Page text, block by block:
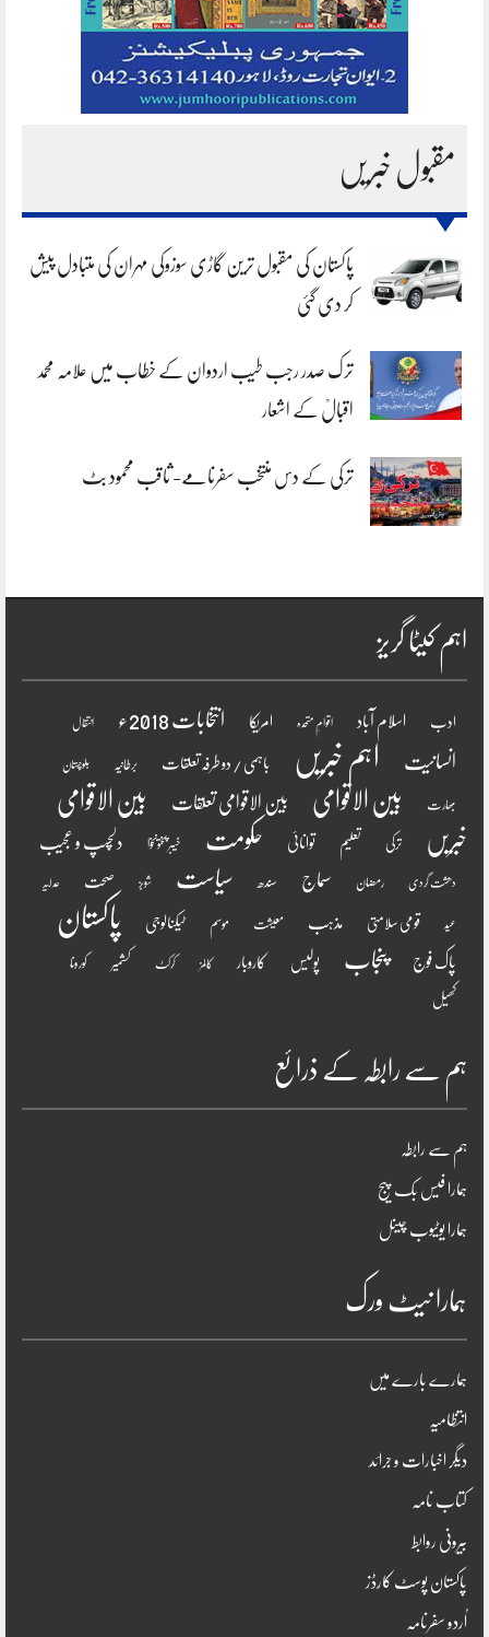
مقبول خبریں
پاکستان کی مقبول ترین گاڑی سوزوکی مہران کی متبادل پیش
کر دی گئی
ترک صدر رجب طیب اردوان کے خطاب میں علامہ محمد
اقبالؒ کے اشعار
ترکی کے دس منتخب سفرنامے- ثاقب محمود بٹ
اہم کیٹا گریز
ادب اسلام آباد اقوامِ متحدہ امریکا انتخابات 2018ء انتقال
انسانیت اہم خبریں باہمی / دو طرفہ تعلقات برطانیہ بلوچستان
بھارت بین الاقوامی بین الاقوامی تعلقات
بین الاقوامی
خبریں
ترکی تعلیم توانائی حکومت خیبر پختونخوا دلچسپ و عجیب
دھشت گردی رمضان سماج سندھ سیاست شوبز صحت عدلیہ
عید قومی سلامتی مذہب معیشت موسم ٹیکنالوجی پاکستان
پاک فوج پنجاب پولیس کاروبار کالمز کرکٹ کشمیر کورونا
کھیل
ہم سے رابطہ کے ذرائع
ہم سے رابطہ
ہمارا فیس بک پیج
ہمارا یوٹیوب چینل
ہمارا نیٹ ورک
ہمارے بارے میں
انتظامیہ
دیگر اخبارات و جرائد
کتاب نامہ
بیرونی روابط
پاکستان پوسٹ کارڈز
اُردو سفرنامہ